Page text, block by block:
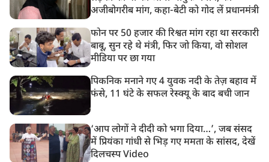
अजीबोगरीब मांग, कहा-बेटी को गोद लें प्रधानमंत्री
फोन पर 50 हजार की रिश्वत मांग रहा था सरकारी
बाबू, सुन रहे थे मंत्री, फिर जो किया, वो सोशल
मीडिया पर छा गया
पिकनिक मनाने गए 4 युवक नदी के तेज़ बहाव में
फंसे, 11 घंटे के सफल रेस्क्यू के बाद बची जान
‘आप लोगों ने दीदी को भगा दिया…’, जब संसद
में प्रियंका गांधी से भिड़ गए ममता के सांसद, देखें
दिलचस्प Video